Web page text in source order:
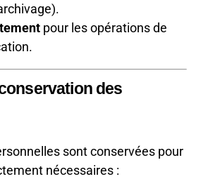
pour les opérations de
des
sont conservées pour
nécessaires :